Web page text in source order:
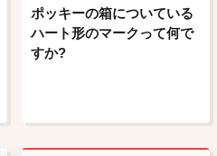
ポッキーの箱についている
ハート形のマークって何で
すか?